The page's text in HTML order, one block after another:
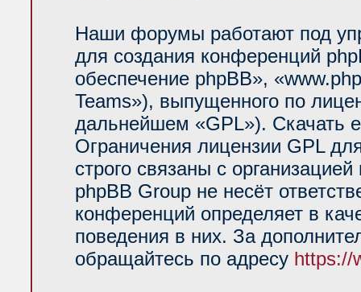
Наши форумы работают под
для создания конференций
обеспечение phpBB»,
Teams»), выпущенного по
дальнейшем «GPL»). Скачать
Ограничения лицензии GPL
строго связаны с
phpBB Group не несёт
конференций определяет в
поведения в них. За
обращайтесь по адресу https://